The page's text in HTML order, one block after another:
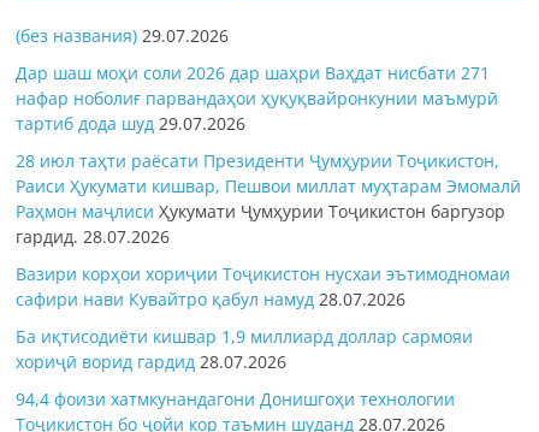
(без названия) 29.07.2026
Дар шаш моҳи соли 2026 дар шаҳри Ваҳдат нисбати 271
нафар ноболиғ парвандаҳои ҳуқуқвайронкунии маъмурӣ
тартиб дода шуд 29.07.2026
28 июл таҳти раёсати Президенти Ҷумҳурии Тоҷикистон,
Раиси Ҳукумати кишвар, Пешвои миллат муҳтарам Эмомалӣ
Раҳмон маҷлисиҲукумати Ҷумҳурии Тоҷикистон баргузор
гардид.28.07.2026
Вазири корҳои хориҷии Тоҷикистон нусхаи эътимодномаи
сафири нави Кувайтро қабул намуд 28.07.2026
Ба иқтисодиёти кишвар 1,9 миллиард доллар сармояи
хориҷӣ ворид гардид 28.07.2026
94,4 фоизи хатмкунандагони Донишгоҳи технологии
Тоҷикистон бо ҷойи кор таъмин шуданд 28.07.2026